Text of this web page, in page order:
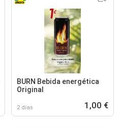
BURN Bebida energética
Original
2 días 1,00 €